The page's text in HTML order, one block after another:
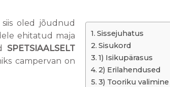
oled jõudnud
ehitatud maja
SPETSIAALSELT
campervan on
Sissejuhatus
Sisukord
1) Isikupärasus
2) Erilahendused
3) Tooriku valimine